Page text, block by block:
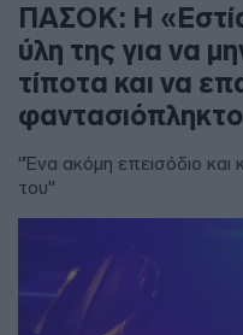
ΠΑΣΟΚ: Η
ύλη της για να
τίποτα και να
"Ένα ακόμη επεισόδιο
του"